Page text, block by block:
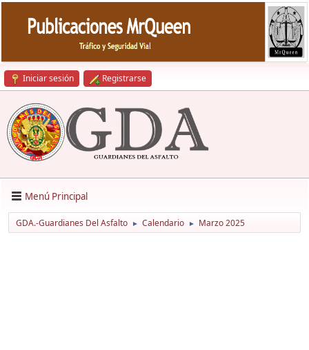
Iniciar sesión Registrarse
Menú Principal
GDA.-Guardianes Del Asfalto ► Calendario ► Marzo 2025